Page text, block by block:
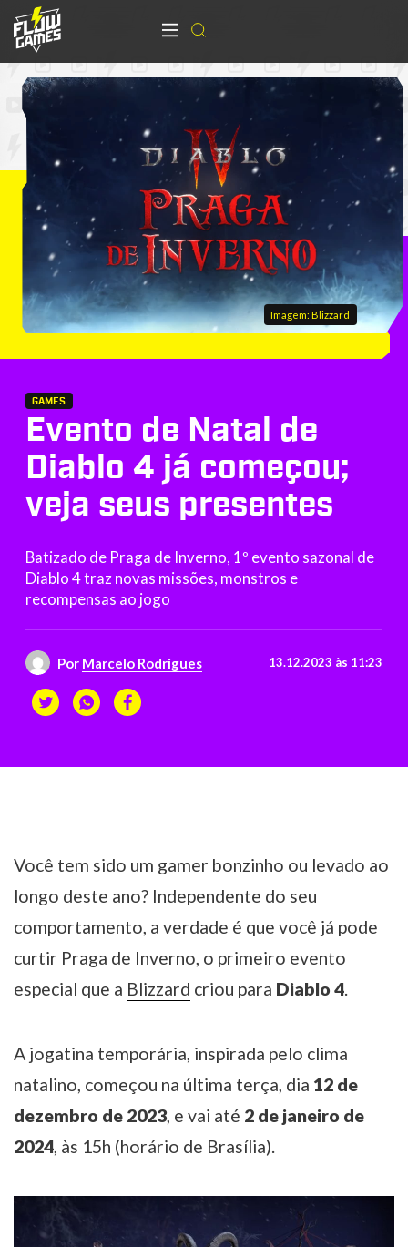
Imagem: Blizzard
GAMES
Evento de Natal de
Diablo 4 já começou;
veja seus presentes
Batizado de Praga de Inverno, 1º evento sazonal de
Diablo 4 traz novas missões, monstros e
recompensas ao jogo
Por Marcelo Rodrigues 13.12.2023 às 11:23
Você tem sido um gamer bonzinho ou levado ao
longo deste ano? Independente do seu
comportamento, a verdade é que você já pode
curtir Praga de Inverno, o primeiro evento
especial que a Blizzard criou para Diablo 4
A jogatina temporária, inspirada pelo clima
natalino, começou na última terça, dia 12 de
dezembro de 2023, e vai até 2 de janeiro de
2024, às 15h (horário de Brasília).